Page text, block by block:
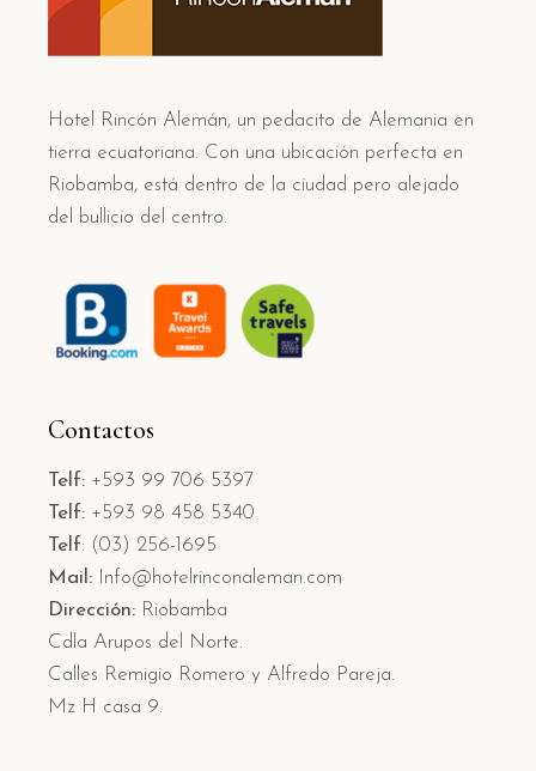
Hotel Rincón Alemán, un pedacito de Alemania en
tierra ecuatoriana. Con una ubicación perfecta en
Riobamba, está dentro de la ciudad pero alejado
del bullicio del centro.
Contactos
Telf: +593 99 706 5397
Telf: +593 98 458 5340
Telf: (03) 256-1695
Mail: Info@hotelrinconaleman.com
Dirección: Riobamba
Cdla Arupos del Norte.
Calles Remigio Romero y Alfredo Pareja.
Mz H casa 9.